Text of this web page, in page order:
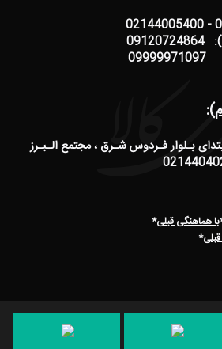
بـلوار فـردوس شـرق ، مجتمع الـبـرز
با هماهنگی قبلی*
*